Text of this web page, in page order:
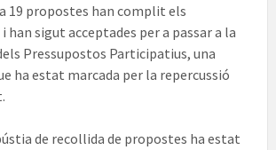
19 propostes han complit els
han sigut acceptades per a passar a la
Pressupostos Participatius, una
ha estat marcada per la repercussió
de recollida de propostes ha estat